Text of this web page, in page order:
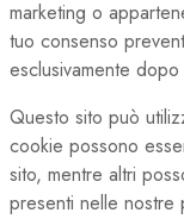
marketing o
tuo consenso
esclusivamente
Questo sito può
cookie possono
sito, mentre altri
presenti nelle nostre